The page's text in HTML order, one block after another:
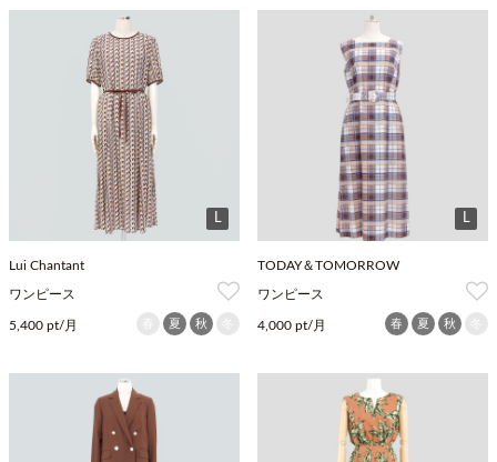
L
Lui Chantant
ワンピース
5,400 pt/月 夏 秋
L
TODAY＆TOMORROW
ワンピース
4,000 pt/月 春 夏 秋